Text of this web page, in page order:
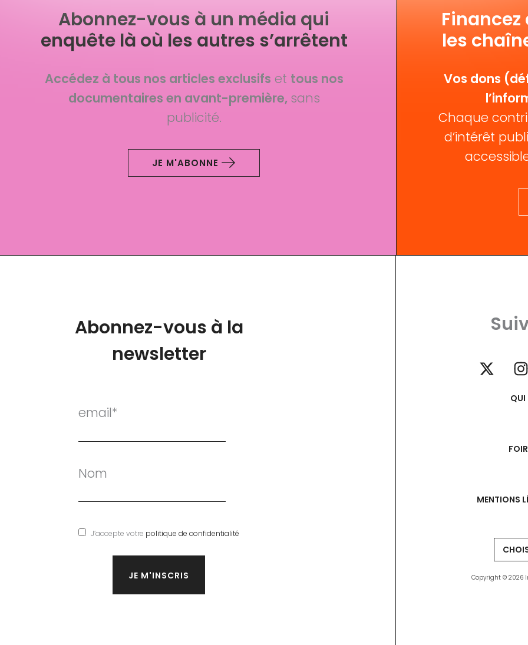
Abonnez-vous à un média qui
enquête là où les autres s’arrêtent
Accédez à tous nos articles exclusifs et tous nos
documentaires en avant-première, sans
publicité.
JE M'ABONNE
les
Vos dons
Chaque
d’intérêt
Abonnez-vous à la
newsletter
email*
Nom
J’accepte votre politique de confidentialité
QUI
MENTIONS
Copyright © 2026